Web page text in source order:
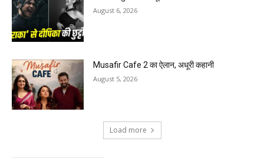
August 6, 2026
Musafir Cafe 2 का ऐलान, अधूरी कहानी
August 5, 2026
Load more